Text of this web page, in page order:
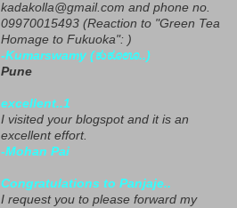
kadakolla@gmail.com and phone no.
09970015493 (Reaction to "Green Tea
Homage to Fukuoka": )
-Kumarswamy (ಕುಕೂಊ..)
Pune
excellent..1
I visited your blogspot and it is an
excellent effort.
-Mohan Pai
Congratulations to Panjaje..
I request you to please forward my